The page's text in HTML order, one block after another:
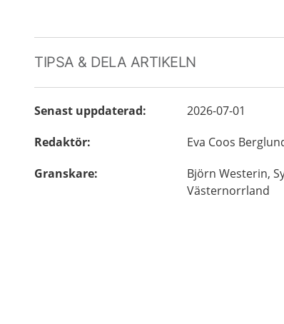
TIPSA & DELA ARTIKELN
Senast uppdaterad:
2026-07-01
Redaktör: Eva Coos
Granskare: Björn Westerin,
Västernorrland